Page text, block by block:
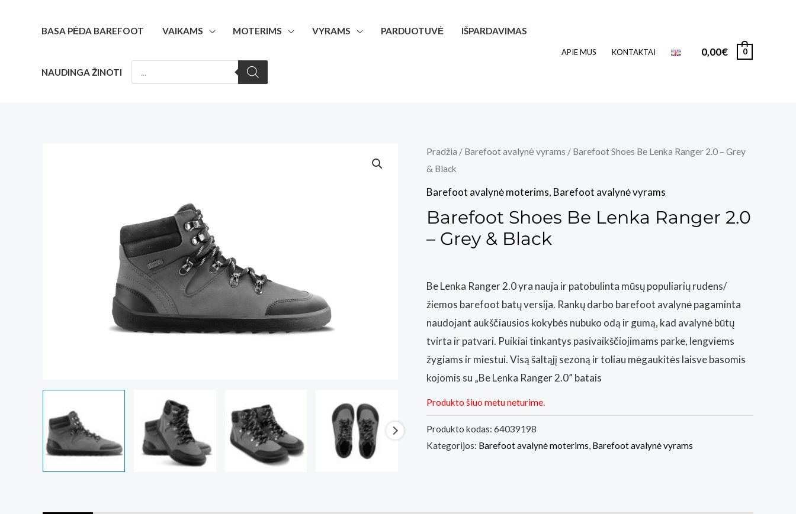
BASA PĖDA BAREFOOT VAIKAMS MOTERIMS VYRAMS PARDUOTUVĖ IŠPARDAVIMAS
NAUDINGA ŽINOTI
PRODUCTS
SEARCH
APIE MUS KONTAKTAI 0,00€ 0
Pradžia / Barefoot avalynė vyrams / Barefoot Shoes Be Lenka Ranger 2.0 – Grey
& Black
Barefoot avalynė moterims, Barefoot avalynė vyrams
Barefoot Shoes Be Lenka Ranger 2.0
– Grey & Black
Be Lenka Ranger 2.0 yra nauja ir patobulinta mūsų populiarių rudens/
žiemos barefoot batų versija. Rankų darbo barefoot avalynė pagaminta
naudojant aukščiausios kokybės nubuko odą ir gumą, kad avalynė būtų
tvirta ir patvari. Puikiai tinkantys pasivaikščiojimams parke, lengviems
žygiams ir miestui. Visą šaltąjį sezoną ir toliau mėgaukitės laisve basomis
kojomis su „Be Lenka Ranger 2.0” batais
Produkto šiuo metu neturime.
Produkto kodas: 64039198
Kategorijos: Barefoot avalynė moterims Barefoot avalynė vyrams